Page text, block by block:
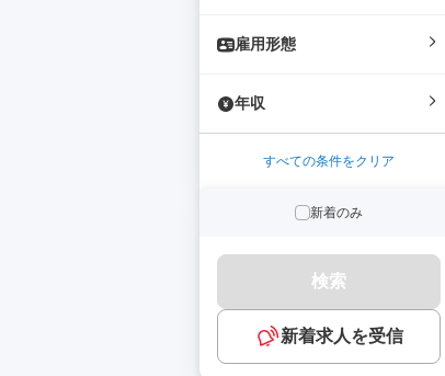
雇用形態
年収
すべての条件をクリア
新着のみ
検索
新着求人を受信